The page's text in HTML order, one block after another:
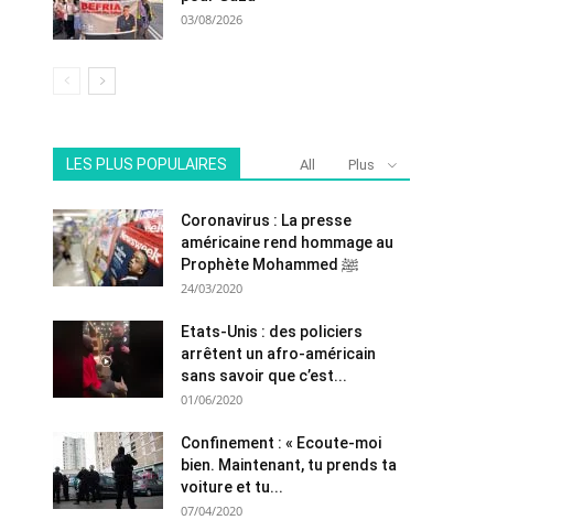
03/08/2026
LES PLUS POPULAIRES All Plus
Coronavirus : La presse
américaine rend hommage au
Prophète Mohammed ﷺ
24/03/2020
Etats-Unis : des policiers
arrêtent un afro-américain
sans savoir que c’est...
01/06/2020
Confinement : « Ecoute-moi
bien. Maintenant, tu prends ta
voiture et tu...
07/04/2020